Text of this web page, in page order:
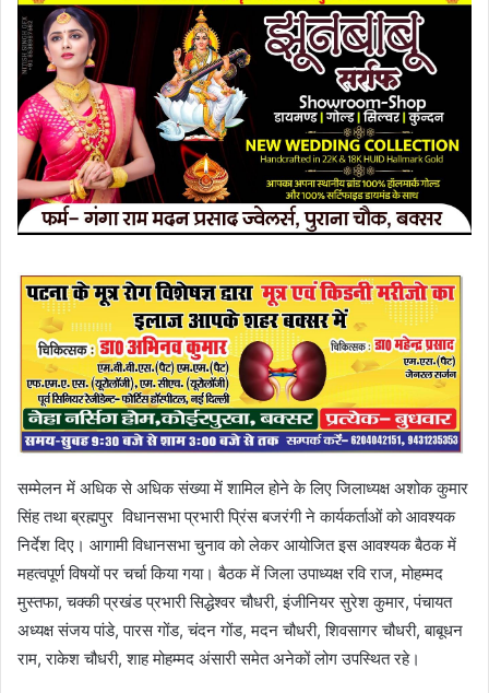
सम्मेलन में अधिक से अधिक संख्या में शामिल होने के लिए जिलाध्यक्ष अशोक कुमार
सिंह तथा ब्रह्मपुर विधानसभा प्रभारी प्रिंस बजरंगी ने कार्यकर्ताओं को आवश्यक
निर्देश दिए। आगामी विधानसभा चुनाव को लेकर आयोजित इस आवश्यक बैठक में
महत्वपूर्ण विषयों पर चर्चा किया गया। बैठक में जिला उपाध्यक्ष रवि राज, मोहम्मद
मुस्तफा, चक्की प्रखंड प्रभारी सिद्धेश्वर चौधरी, इंजीनियर सुरेश कुमार, पंचायत
अध्यक्ष संजय पांडे, पारस गोंड, चंदन गोंड, मदन चौधरी, शिवसागर चौधरी, बाबूधन
राम, राकेश चौधरी, शाह मोहम्मद अंसारी समेत अनेकों लोग उपस्थित रहे।